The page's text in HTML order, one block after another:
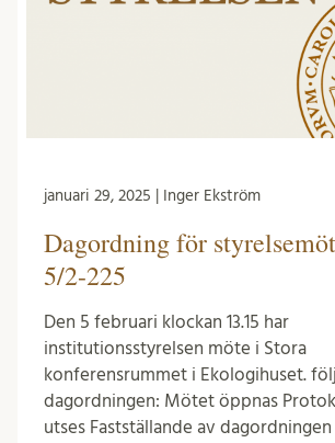
januari 29, 2025 | Inger Ekström
Dagordning för
5/2-225
Den 5 februari klockan 13.15 har
institutionsstyrelsen möte i Stora
konferensrummet i Ekologihuset.
dagordningen: Mötet öppnas
utses Fastställande av